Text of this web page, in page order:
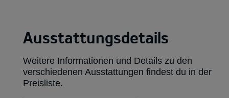
Ausstattungsdetails
Weitere Informationen und Details zu den
verschiedenen Ausstattungen findest du in der
Preisliste.